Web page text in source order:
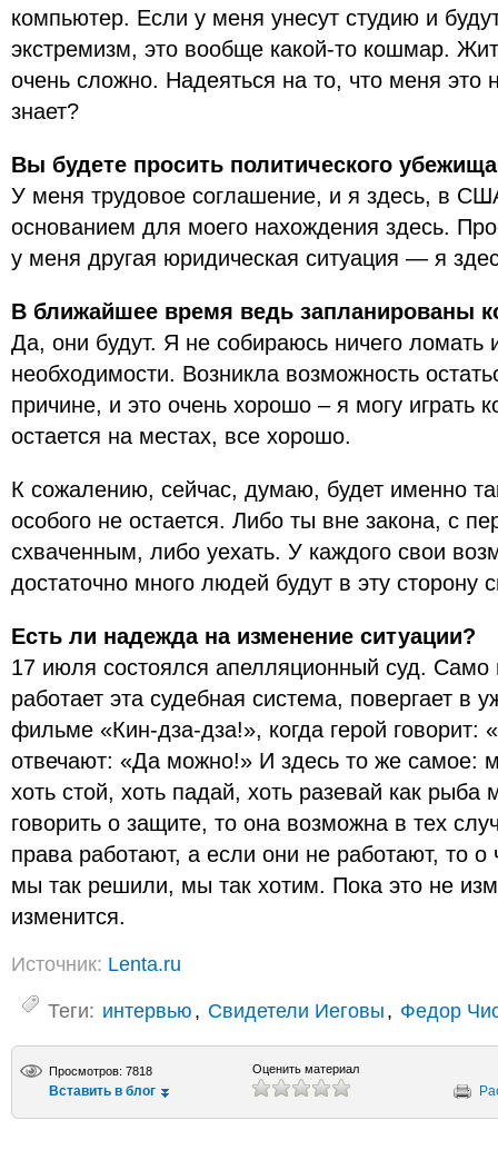
компьютер. Если у меня унесут студию и
экстремизм, это вообще какой-то кошмар.
очень сложно. Надеяться на то, что меня это
знает?
Вы будете просить политического
У меня трудовое соглашение, и я здесь, в
основанием для моего нахождения здесь.
у меня другая юридическая ситуация — я
В ближайшее время ведь запланированы
Да, они будут. Я не собираюсь ничего ломать
необходимости. Возникла возможность
причине, и это очень хорошо – я могу играть
остается на местах, все хорошо.
К сожалению, сейчас, думаю, будет именно
особого не остается. Либо ты вне закона, с
схваченным, либо уехать. У каждого свои
достаточно много людей будут в эту сторону
Есть ли надежда на изменение ситуации?
17 июля состоялся апелляционный суд. Само
работает эта судебная система, повергает в
фильме «Кин-дза-дза!», когда герой говорит:
отвечают: «Да можно!» И здесь то же самое:
хоть стой, хоть падай, хоть разевай как рыба
говорить о защите, то она возможна в тех
права работают, а если они не работают, то о
мы так решили, мы так хотим. Пока это не
изменится.
Источник: Lenta.ru
Теги: интервью, Свидетели Иеговы, Федор
Просмотров: 7818
Вставить в блог
Оценить материал